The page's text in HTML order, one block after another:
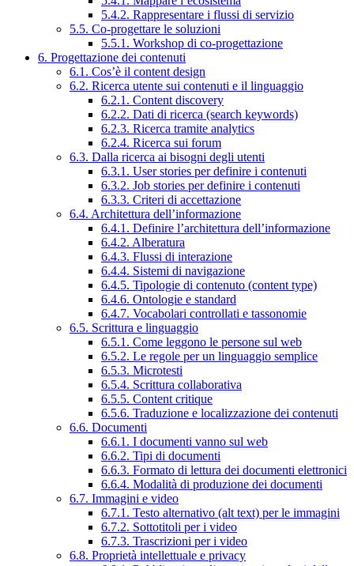
5.4.2. Rappresentare i flussi di servizio
5.5. Co-progettare le soluzioni
5.5.1. Workshop di co-progettazione
6. Progettazione dei contenuti
6.1. Cos’è il content design
6.2. Ricerca utente sui contenuti e il linguaggio
6.2.1. Content discovery
6.2.2. Dati di ricerca (search keywords)
6.2.3. Ricerca tramite analytics
6.2.4. Ricerca sui forum
6.3. Dalla ricerca ai bisogni degli utenti
6.3.1. User stories per definire i contenuti
6.3.2. Job stories per definire i contenuti
6.3.3. Criteri di accettazione
6.4. Architettura dell’informazione
6.4.1. Definire l’architettura dell’informazione
6.4.2. Alberatura
6.4.3. Flussi di interazione
6.4.4. Sistemi di navigazione
6.4.5. Tipologie di contenuto (content type)
6.4.6. Ontologie e standard
6.4.7. Vocabolari controllati e tassonomie
6.5. Scrittura e linguaggio
6.5.1. Come leggono le persone sul web
6.5.2. Le regole per un linguaggio semplice
6.5.3. Microtesti
6.5.4. Scrittura collaborativa
6.5.5. Content critique
6.5.6. Traduzione e localizzazione dei contenuti
6.6. Documenti
6.6.1. I documenti vanno sul web
6.6.2. Tipi di documenti
6.6.3. Formato di lettura dei documenti elettronici
6.6.4. Modalità di produzione dei documenti
6.7. Immagini e video
6.7.1. Testo alternativo (alt text) per le immagini
6.7.2. Sottotitoli per i video
6.7.3. Trascrizioni per i video
6.8. Proprietà intellettuale e privacy